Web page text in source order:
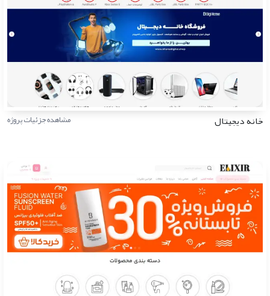
خانه دیجیتال مشاهده جزئیات پروژه